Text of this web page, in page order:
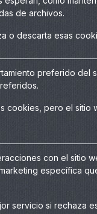
de archivos.
o descarta esas
preferido del
cookies, pero el sitio
con el sitio
específica
servicio si rechaza